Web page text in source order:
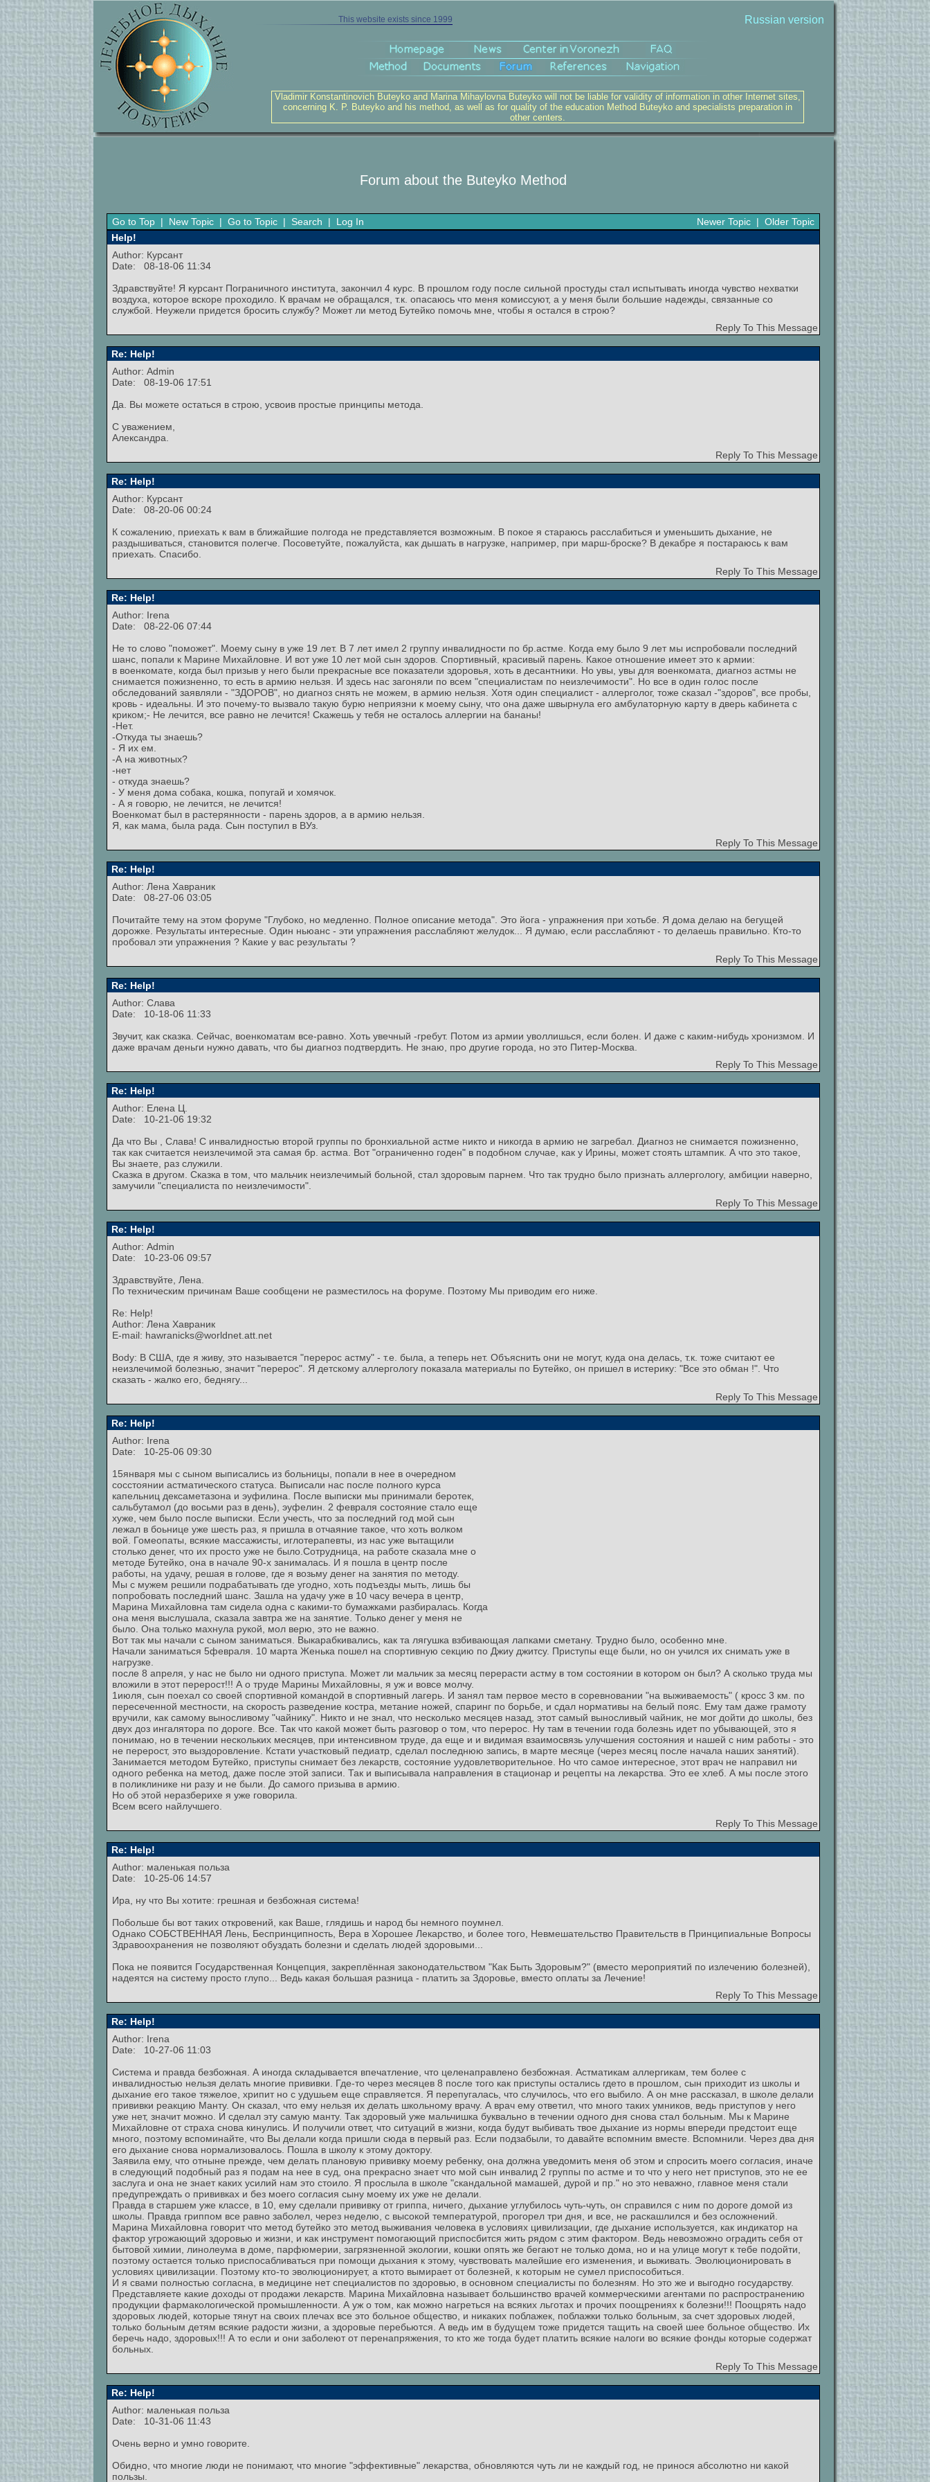
This website exists since 1999 Russian version
Vladimir Konstantinovich Buteyko and Marina Mihaylovna Buteyko will not be liable for validity of information in other Internet sites,
concerning K. P. Buteyko and his method, as well as for quality of the education Method Buteyko and specialists preparation in
other centers.
Forum about the Buteyko Method
Go to Top | New Topic | Go to Topic | Search | Log In Newer Topic | Older Topic
Help!
Author: Курсант
Date: 08-18-06 11:34
Здравствуйте! Я курсант Пограничного института, закончил 4 курс. В прошлом году после сильной простуды стал испытывать иногда чувство нехватки
воздуха, которое вскоре проходило. К врачам не обращался, т.к. опасаюсь что меня комиссуют, а у меня были большие надежды, связанные со
службой. Неужели придется бросить службу? Может ли метод Бутейко помочь мне, чтобы я остался в строю?
Reply To This Message
Re: Help!
Author: Admin
Date: 08-19-06 17:51
Да. Вы можете остаться в строю, усвоив простые принципы метода.
С уважением,
Александра.
Reply To This Message
Re: Help!
Author: Курсант
Date: 08-20-06 00:24
К сожалению, приехать к вам в ближайшие полгода не представляется возможным. В покое я стараюсь расслабиться и уменьшить дыхание, не
раздышиваться, становится полегче. Посоветуйте, пожалуйста, как дышать в нагрузке, например, при марш-броске? В декабре я постараюсь к вам
приехать. Спасибо.
Reply To This Message
Re: Help!
Author: Irena
Date: 08-22-06 07:44
Не то слово "поможет". Моему сыну в уже 19 лет. В 7 лет имел 2 группу инвалидности по бр.астме. Когда ему было 9 лет мы испробовали последний
шанс, попали к Марине Михайловне. И вот уже 10 лет мой сын здоров. Спортивный, красивый парень. Какое отношение имеет это к армии:
в военкомате, когда был призыв у него были прекрасные все показатели здоровья, хоть в десантники. Но увы, увы для военкомата, диагноз астмы не
снимается пожизненно, то есть в армию нельзя. И здесь нас загоняли по всем "специалистам по неизлечимости". Но все в один голос после
обследований заявляли - "ЗДОРОВ", но диагноз снять не можем, в армию нельзя. Хотя один специалист - аллерголог, тоже сказал -"здоров", все пробы,
кровь - идеальны. И это почему-то вызвало такую бурю неприязни к моему сыну, что она даже швырнула его амбулаторную карту в дверь кабинета с
криком;- Не лечится, все равно не лечится! Скажешь у тебя не осталось аллергии на бананы!
-Нет.
-Откуда ты знаешь?
- Я их ем.
-А на животных?
-нет
- откуда знаешь?
- У меня дома собака, кошка, попугай и хомячок.
- А я говорю, не лечится, не лечится!
Военкомат был в растерянности - парень здоров, а в армию нельзя.
Я, как мама, была рада. Сын поступил в ВУз.
Reply To This Message
Re: Help!
Author: Лена Хавраник
Date: 08-27-06 03:05
Почитайте тему на этом форуме "Глубоко, но медленно. Полное описание метода". Это йога - упражнения при хотьбе. Я дома делаю на бегущей
дорожке. Результаты интересные. Один ньюанс - эти упражнения расслабляют желудок... Я думаю, если расслабляют - то делаешь правильно. Кто-то
пробовал эти упражнения ? Какие у вас результаты ?
Reply To This Message
Re: Help!
Author: Слава
Date: 10-18-06 11:33
Звучит, как сказка. Сейчас, военкоматам все-равно. Хоть увечный -гребут. Потом из армии уволлишься, если болен. И даже с каким-нибудь хронизмом. И
даже врачам деньги нужно давать, что бы диагноз подтвердить. Не знаю, про другие города, но это Питер-Москва.
Reply To This Message
Re: Help!
Author: Елена Ц.
Date: 10-21-06 19:32
Да что Вы , Слава! С инвалидностью второй группы по бронхиальной астме никто и никогда в армию не загребал. Диагноз не снимается пожизненно,
так как считается неизлечимой эта самая бр. астма. Вот "ограниченно годен" в подобном случае, как у Ирины, может стоять штампик. А что это такое,
Вы знаете, раз служили.
Сказка в другом. Сказка в том, что мальчик неизлечимый больной, стал здоровым парнем. Что так трудно было признать аллергологу, амбиции наверно,
замучили "специалиста по неизлечимости".
Reply To This Message
Re: Help!
Author: Admin
Date: 10-23-06 09:57
Здравствуйте, Лена.
По техническим причинам Ваше сообщени не разместилось на форуме. Поэтому Мы приводим его ниже.
Re: Help!
Author: Лена Хавраник
E-mail: hawranicks@worldnet.att.net
Body: В США, где я живу, это называется "перерос астму" - т.е. была, а теперь нет. Объяснить они не могут, куда она делась, т.к. тоже считают ее
неизлечимой болезнью, значит "перерос". Я детскому аллергологу показала материалы по Бутейко, он пришел в истерику: "Все это обман !". Что
сказать - жалко его, беднягу...
Reply To This Message
Re: Help!
Author: Irena
Date: 10-25-06 09:30
15января мы с сыном выписались из больницы, попали в нее в очередном
сосстоянии астматического статуса. Выписали нас после полного курса
капельниц дексаметазона и эуфилина. После выписки мы принимали беротек,
сальбутамол (до восьми раз в день), эуфелин. 2 февраля состояние стало еще
хуже, чем было после выписки. Если учесть, что за последний год мой сын
лежал в боьнице уже шесть раз, я пришла в отчаяние такое, что хоть волком
вой. Гомеопаты, всякие массажисты, иглотерапевты, из нас уже вытащили
столько денег, что их просто уже не было.Сотрудница, на работе сказала мне о
методе Бутейко, она в начале 90-х занималась. И я пошла в центр после
работы, на удачу, решая в голове, где я возьму денег на занятия по методу.
Мы с мужем решили подрабатывать где угодно, хоть подъезды мыть, лишь бы
попробовать последний шанс. Зашла на удачу уже в 10 часу вечера в центр,
Марина Михайловна там сидела одна с какими-то бумажками разбиралась. Когда
она меня выслушала, сказала завтра же на занятие. Только денег у меня не
было. Она только махнула рукой, мол верю, это не важно.
Вот так мы начали с сыном заниматься. Выкарабкивались, как та лягушка взбивающая лапками сметану. Трудно было, особенно мне.
Начали заниматься 5февраля. 10 марта Женька пошел на спортивную секцию по Джиу джитсу. Приступы еще были, но он учился их снимать уже в
нагрузке.
после 8 апреля, у нас не было ни одного приступа. Может ли мальчик за месяц перерасти астму в том состоянии в котором он был? А сколько труда мы
вложили в этот перерост!!! А о труде Марины Михайловны, я уж и вовсе молчу.
1июля, сын поехал со своей спортивной командой в спортивный лагерь. И занял там первое место в соревновании "на выживаемость" ( кросс 3 км. по
пересеченной местности, на скорость разведение костра, метание ножей, спаринг по борьбе, и сдал нормативы на белый пояс. Ему там даже грамоту
вручили, как самому выносливому "чайнику". Никто и не знал, что несколько месяцев назад, этот самый выносливый чайник, не мог дойти до школы, без
двух доз ингалятора по дороге. Все. Так что какой может быть разговор о том, что перерос. Ну там в течении года болезнь идет по убывающей, это я
понимаю, но в течении нескольких месяцев, при интенсивном труде, да еще и и видимая взаимосвязь улучшения состояния и нашей с ним работы - это
не перерост, это выздоровление. Кстати участковый педиатр, сделал последнюю запись, в марте месяце (через месяц после начала наших занятий).
Занимается методом Бутейко, приступы снимает без лекарств, состояние уудовлетворительное. Но что самое интересное, этот врач не направил ни
одного ребенка на метод, даже после этой записи. Так и выписывала направления в стационар и рецепты на лекарства. Это ее хлеб. А мы после этого
в поликлинике ни разу и не были. До самого призыва в армию.
Но об этой неразберихе я уже говорила.
Всем всего найлучшего.
Reply To This Message
Re: Help!
Author: маленькая польза
Date: 10-25-06 14:57
Ира, ну что Вы хотите: грешная и безбожная система!
Побольше бы вот таких откровений, как Ваше, глядишь и народ бы немного поумнел.
Однако СОБСТВЕННАЯ Лень, Беспринципность, Вера в Хорошее Лекарство, и более того, Невмешательство Правительств в Принципиальные Вопросы
Здравоохранения не позволяют обуздать болезни и сделать людей здоровыми...
Пока не появится Государственная Концепция, закреплённая законодательством "Как Быть Здоровым?" (вместо мероприятий по излечению болезней),
надеятся на систему просто глупо... Ведь какая большая разница - платить за Здоровье, вместо оплаты за Лечение!
Reply To This Message
Re: Help!
Author: Irena
Date: 10-27-06 11:03
Система и правда безбожная. А иногда складывается впечатление, что целенаправлено безбожная. Астматикам аллергикам, тем более с
инвалидностью нельзя делать многие прививки. Где-то через месяцев 8 после того как приступы остались гдето в прошлом, сын приходит из школы и
дыхание его такое тяжелое, хрипит но с удушьем еще справляется. Я перепугалась, что случилось, что его выбило. А он мне рассказал, в школе делали
прививки реакцию Манту. Он сказал, что ему нельзя их делать школьному врачу. А врач ему ответил, что много таких умников, ведь приступов у него
уже нет, значит можно. И сделал эту самую манту. Так здоровый уже мальчишка буквально в течении одного дня снова стал больным. Мы к Марине
Михайловне от страха снова кинулись. И получили ответ, что ситуаций в жизни, когда будут выбивать твое дыхание из нормы впереди предстоит еще
много, поэтому вспоминайте, что Вы делали когда пришли сюда в первый раз. Если подзабыли, то давайте вспомним вместе. Вспомнили. Через два дня
его дыхание снова нормализовалось. Пошла в школу к этому доктору.
Заявила ему, что отныне прежде, чем делать плановую прививку моему ребенку, она должна уведомить меня об этом и спросить моего согласия, иначе
в следующий подобный раз я подам на нее в суд, она прекрасно знает что мой сын инвалид 2 группы по астме и то что у него нет приступов, это не ее
заслуга и она не знает каких усилий нам это стоило. Я прослыла в школе "скандальной мамашей, дурой и пр." но это неважно, главное меня стали
предупреждать о прививках и без моего согласия сыну моему их уже не делали.
Правда в старшем уже классе, в 10, ему сделали прививку от гриппа, ничего, дыхание углубилось чуть-чуть, он справился с ним по дороге домой из
школы. Правда гриппом все равно заболел, через неделю, с высокой температурой, прогорел три дня, и все, не раскашлился и без осложнений.
Марина Михайловна говорит что метод бутейко это метод выживания человека в условиях цивилизации, где дыхание используется, как индикатор на
фактор угрожающий здоровью и жизни, и как инструмент помогающий приспосбится жить рядом с этим фактором. Ведь невозможно оградить себя от
бытовой химии, линолеума в доме, парфюмерии, загрязненной экологии, кошки опять же бегают не только дома, но и на улице могут к тебе подойти,
поэтому остается только приспосабливаться при помощи дыхания к этому, чувствовать малейшие его изменения, и выживать. Эволюционировать в
условиях цивилизации. Поэтому кто-то эволюционирует, а ктото вымирает от болезней, к которым не сумел приспособиться.
И я свами полностью согласна, в медицине нет специалистов по здоровью, в основном специалисты по болезням. Но это же и выгодно государству.
Представляете какие доходы от продажи лекарств. Марина Михайловна называет большинство врачей коммерческими агентами по распространению
продукции фармакологической промышленности. А уж о том, как можно нагреться на всяких льготах и прочих поощрениях к болезни!!! Поощрять надо
здоровых людей, которые тянут на своих плечах все это больное общество, и никаких поблажек, поблажки только больным, за счет здоровых людей,
только больным детям всякие радости жизни, а здоровые перебьются. А ведь им в будущем тоже придется тащить на своей шее больное общество. Их
беречь надо, здоровых!!! А то если и они заболеют от перенапряжения, то кто же тогда будет платить всякие налоги во всякие фонды которые содержат
больных.
Reply To This Message
Re: Help!
Author: маленькая польза
Date: 10-31-06 11:43
Очень верно и умно говорите.
Обидно, что многие люди не понимают, что многие "эффективные" лекарства, обновляются чуть ли не каждый год, не принося абсолютно ни какой
пользы.